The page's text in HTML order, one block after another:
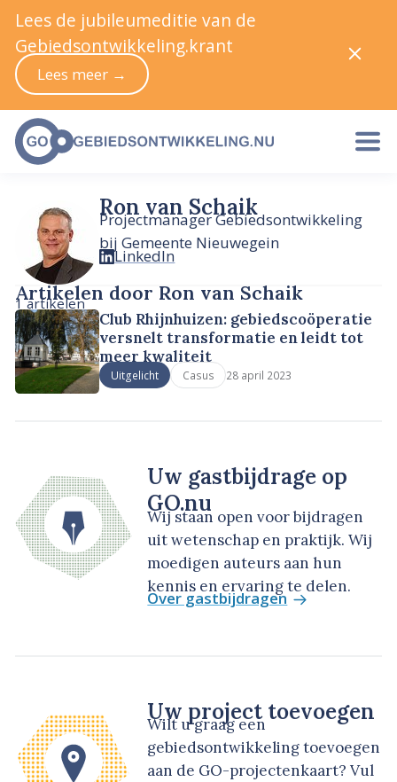
Ron van Schaik
Projectmanager Gebiedsontwikkeling
bij Gemeente Nieuwegein
LinkedIn
Artikelen door Ron van Schaik
1 artikelen
Club Rhijnhuizen: gebiedscoöperatie
versnelt transformatie en leidt tot
meer kwaliteit
Uitgelicht Casus 28 april 2023
Uw gastbijdrage op
GO.nu
Wij staan open voor bijdragen
uit wetenschap en praktijk. Wij
moedigen auteurs aan hun
kennis en ervaring te delen.
Over gastbijdragen
Uw project toevoegen
Wilt u graag een
gebiedsontwikkeling toevoegen
aan de GO-projectenkaart? Vul
Lees de jubileumeditie van de
Gebiedsontwikkeling.krant
Lees meer →